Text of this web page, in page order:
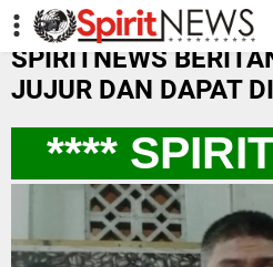
-->
SPIRITNEWS
JUJUR DAN DAPAT